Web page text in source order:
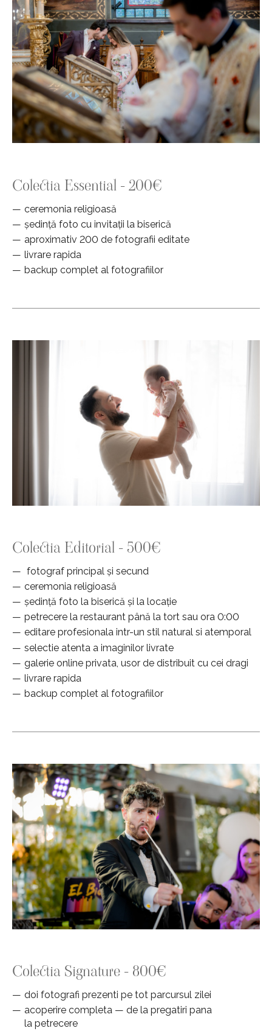
Colectia Essential - 200€
ceremonia religioasă
ședință foto cu invitații la biserică
aproximativ 200 de fotografii editate
livrare rapida
backup complet al fotografiilor
Colectia Editorial - 500€
fotograf principal și secund
ceremonia religioasă
ședință foto la biserică și la locație
petrecere la restaurant până la tort sau ora 0:00
editare profesionala intr-un stil natural si atemporal
selectie atenta a imaginilor livrate
galerie online privata, usor de distribuit cu cei dragi
livrare rapida
backup complet al fotografiilor
Colectia Signature - 800€
doi fotografi prezenti pe tot parcursul zilei
acoperire completa — de la pregatiri pana
la petrecere